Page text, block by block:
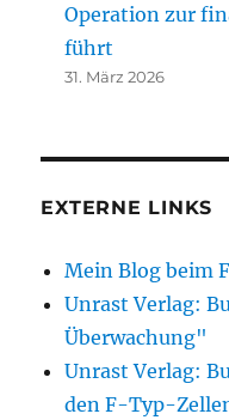
Operation zur
führt
31. März 2026
EXTERNE LINKS
Mein Blog beim
Unrast Verlag:
Überwachung"
Unrast Verlag:
den F-Typ-